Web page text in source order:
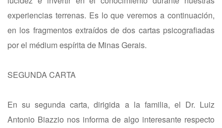
experiencias terrenas. Es lo que veremos a continuación,
en los fragmentos extraídos de dos cartas psicografiadas
por el médium espírita de Minas Gerais.
SEGUNDA CARTA
En su segunda carta, dirigida a la familia, el Dr. Luiz
Antonio Biazzio nos informa de algo interesante respecto